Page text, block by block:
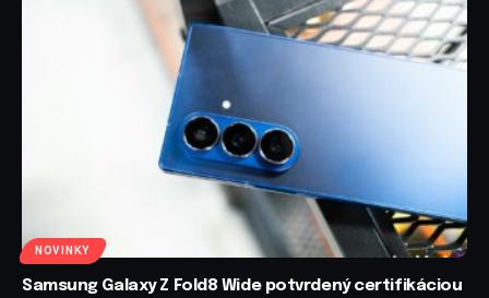
NOVINKY
Samsung Galaxy Z Fold8 Wide potvrdený certifikáciou